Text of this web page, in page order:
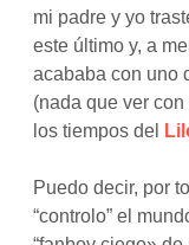
mi padre y yo
este último y, a
acababa con uno
(nada que ver
los tiempos del
Puedo decir, por
“controlo” el